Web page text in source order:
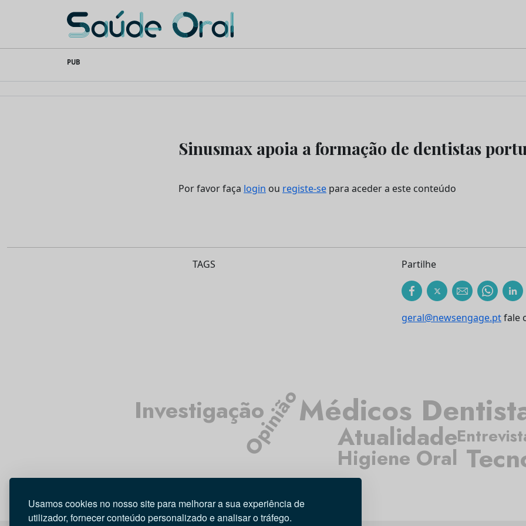
Usamos cookies no nosso site para melhorar a sua experiência de
utilizador, fornecer conteúdo personalizado e analisar o tráfego.
content
Saúde Oral
PUB
Sinusmax apoia a formação de dentistas
Por favor faça login ou registe-se para aceder a este conteúdo
TAGS Partilhe
geral@newsengage.ptfale
Atualidade
Médicos
Higiene Oral
Opinião
Investigação